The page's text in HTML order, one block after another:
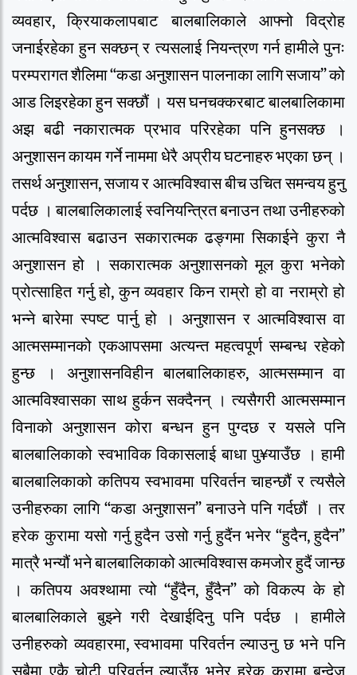
व्यवहार, क्रियाकलापबाट बालबालिकाले आफ्नो विद्रोह
जनाईरहेका हुन सक्छन् र त्यसलाई नियन्त्रण गर्न हामीले पुनः
परम्परागत शैलिमा “कडा अनुशासन पालनाका लागि सजाय” को
आड लिइरहेका हुन सक्छौं । यस घनचक्करबाट बालबालिकामा
अझ बढी नकारात्मक प्रभाव परिरहेका पनि हुनसक्छ ।
अनुशासन कायम गर्ने नाममा धेरै अप्रीय घटनाहरु भएका छन् ।
तसर्थ अनुशासन, सजाय र आत्मविश्वास बीच उचित समन्वय हुनु
पर्दछ । बालबालिकालाई स्वनियन्त्रित बनाउन तथा उनीहरुको
आत्मविश्वास बढाउन सकारात्मक ढङ्गमा सिकाईने कुरा नै
अनुशासन हो । सकारात्मक अनुशासनको मूल कुरा भनेको
प्रोत्साहित गर्नु हो, कुन व्यवहार किन राम्रो हो वा नराम्रो हो
भन्ने बारेमा स्पष्ट पार्नु हो । अनुशासन र आत्मविश्वास वा
आत्मसम्मानको एकआपसमा अत्यन्त महत्वपूर्ण सम्बन्ध रहेको
हुन्छ । अनुशासनविहीन बालबालिकाहरु, आत्मसम्मान वा
आत्मविश्वासका साथ हुर्कन सक्दैनन् । त्यसैगरी आत्मसम्मान
विनाको अनुशासन कोरा बन्धन हुन पुग्दछ र यसले पनि
बालबालिकाको स्वभाविक विकासलाई बाधा पु¥याउँछ । हामी
बालबालिकाको कतिपय स्वभावमा परिवर्तन चाहन्छौं र त्यसैले
उनीहरुका लागि “कडा अनुशासन” बनाउने पनि गर्दछौं । तर
हरेक कुरामा यसो गर्नु हुदैन उसो गर्नु हुदैंन भनेर “हुदैन, हुदैन”
मात्रै भन्यौं भने बालबालिकाको आत्मविश्वास कमजोर हुदैं जान्छ
। कतिपय अवश्थामा त्यो “हुँदैन, हुँदैन” को विकल्प के हो
बालबालिकाले बुझ्ने गरी देखाईदिनु पनि पर्दछ । हामीले
उनीहरुको व्यवहारमा, स्वभावमा परिवर्तन ल्याउनु छ भने पनि